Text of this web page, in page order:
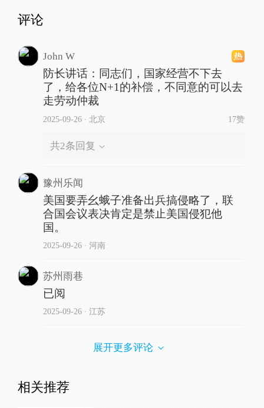
评论
John W
防长讲话：同志们，国家经营不下去
了，给各位N+1的补偿，不同意的可以去
走劳动仲裁
2025-09-26∙ 北京 17赞
共2条回复
豫州乐闻
美国要弄幺蛾子准备出兵搞侵略了，联
合国会议表决肯定是禁止美国侵犯他
国。
2025-09-26∙ 河南
苏州雨巷
已阅
2025-09-26∙ 江苏
展开更多评论
相关推荐